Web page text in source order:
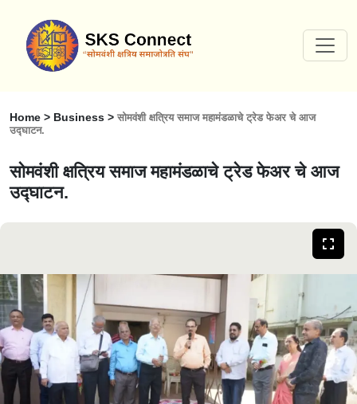
Home > Business > सोमवंशी क्षत्रिय समाज महामंडळाचे ट्रेड फेअर चे आज
उद्घाटन.
सोमवंशी क्षत्रिय समाज महामंडळाचे ट्रेड फेअर चे आज
उद्घाटन.